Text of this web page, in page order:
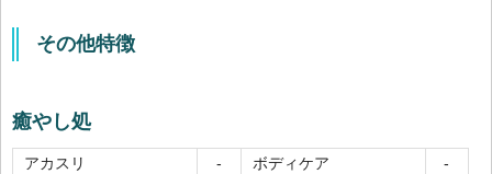
その他特徴
癒やし処
アカスリ - ボディケア
-